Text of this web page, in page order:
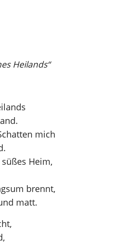
Heilands“
mich
Heim,
brennt,
matt.